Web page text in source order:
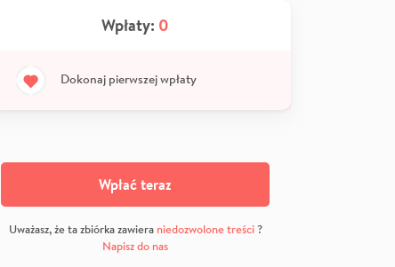
Wpłaty: 0
Dokonaj pierwszej wpłaty
Wpłać teraz
Uważasz, że ta zbiórka zawiera niedozwolone treści?
Napisz do nas